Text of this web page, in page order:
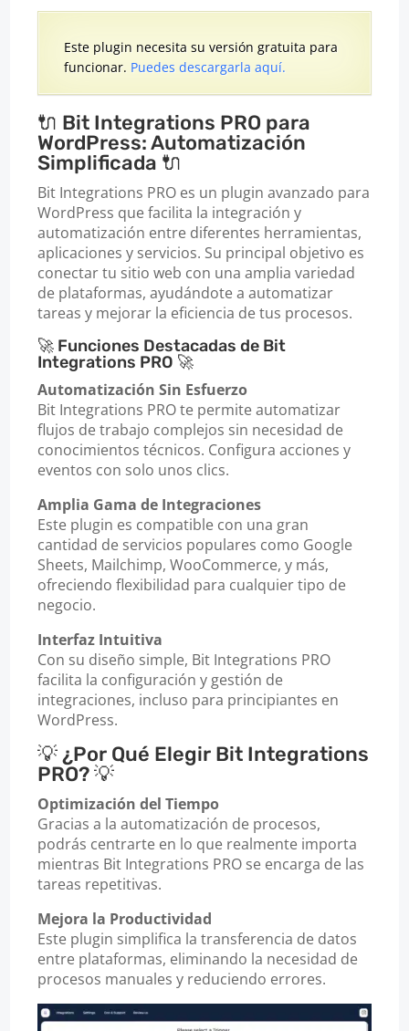
Este plugin necesita su versión gratuita para
funcionar. Puedes descargarla aquí.
🔌 Bit Integrations PRO para
WordPress: Automatización
Simplificada 🔌
Bit Integrations PRO es un plugin avanzado para
WordPress que facilita la integración y
automatización entre diferentes herramientas,
aplicaciones y servicios. Su principal objetivo es
conectar tu sitio web con una amplia variedad
de plataformas, ayudándote a automatizar
tareas y mejorar la eficiencia de tus procesos.
🚀 Funciones Destacadas de Bit
Integrations PRO 🚀
Automatización Sin Esfuerzo
Bit Integrations PRO te permite automatizar
flujos de trabajo complejos sin necesidad de
conocimientos técnicos. Configura acciones y
eventos con solo unos clics.
Amplia Gama de Integraciones
Este plugin es compatible con una gran
cantidad de servicios populares como Google
Sheets, Mailchimp, WooCommerce, y más,
ofreciendo flexibilidad para cualquier tipo de
negocio.
Interfaz Intuitiva
Con su diseño simple, Bit Integrations PRO
facilita la configuración y gestión de
integraciones, incluso para principiantes en
WordPress.
💡 ¿Por Qué Elegir Bit Integrations
PRO? 💡
Optimización del Tiempo
Gracias a la automatización de procesos,
podrás centrarte en lo que realmente importa
mientras Bit Integrations PRO se encarga de las
tareas repetitivas.
Mejora la Productividad
Este plugin simplifica la transferencia de datos
entre plataformas, eliminando la necesidad de
procesos manuales y reduciendo errores.